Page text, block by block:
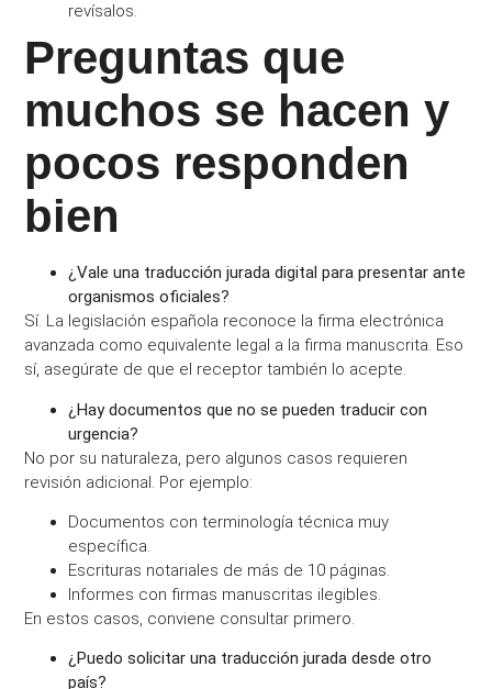
revísalos.
Preguntas que
muchos se hacen y
pocos responden
bien
¿Vale una traducción jurada digital para presentar ante
organismos oficiales?
Sí. La legislación española reconoce la firma electrónica
avanzada como equivalente legal a la firma manuscrita. Eso
sí, asegúrate de que el receptor también lo acepte.
¿Hay documentos que no se pueden traducir con
urgencia?
No por su naturaleza, pero algunos casos requieren
revisión adicional. Por ejemplo:
Documentos con terminología técnica muy
específica.
Escrituras notariales de más de 10 páginas.
Informes con firmas manuscritas ilegibles.
En estos casos, conviene consultar primero.
¿Puedo solicitar una traducción jurada desde otro
país?